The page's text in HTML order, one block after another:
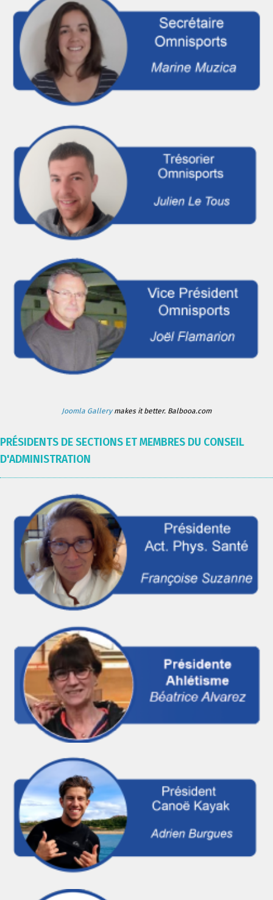
Joomla Gallerymakes it better. Balbooa.com
PRÉSIDENTS DE SECTIONS ET MEMBRES DU CONSEIL
D'ADMINISTRATION